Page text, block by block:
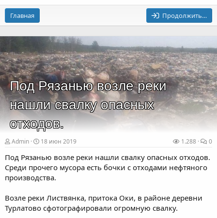
Главная Продолжить…
Под Рязанью возле реки
нашли свалку опасных
отходов.
Admin 18 июн 2019 1.288 0
Под Рязанью возле реки нашли свалку опасных отходов.
Среди прочего мусора есть бочки с отходами нефтяного
производства.
Возле реки Листвянка, притока Оки, в районе деревни
Турлатово сфотографировали огромную свалку.